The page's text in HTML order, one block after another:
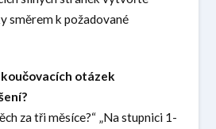
směrem k požadované
otázek
za tři měsíce?“ „Na stupnici 1-